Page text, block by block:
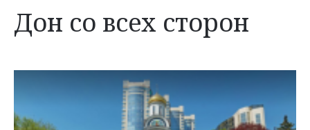
Дон со всех сторон